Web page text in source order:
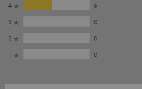
4
6
3
0
2
0
1
0